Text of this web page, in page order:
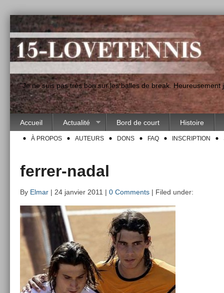
"Je ne suis pas très bon sur les balles de break.
Accueil Actualité Bord de court Histoire
À PROPOS AUTEURS DONS FAQ INSCRIPTION
ferrer-nadal
By Elmar | 24 janvier 2011 | 0 Comments | Filed under: